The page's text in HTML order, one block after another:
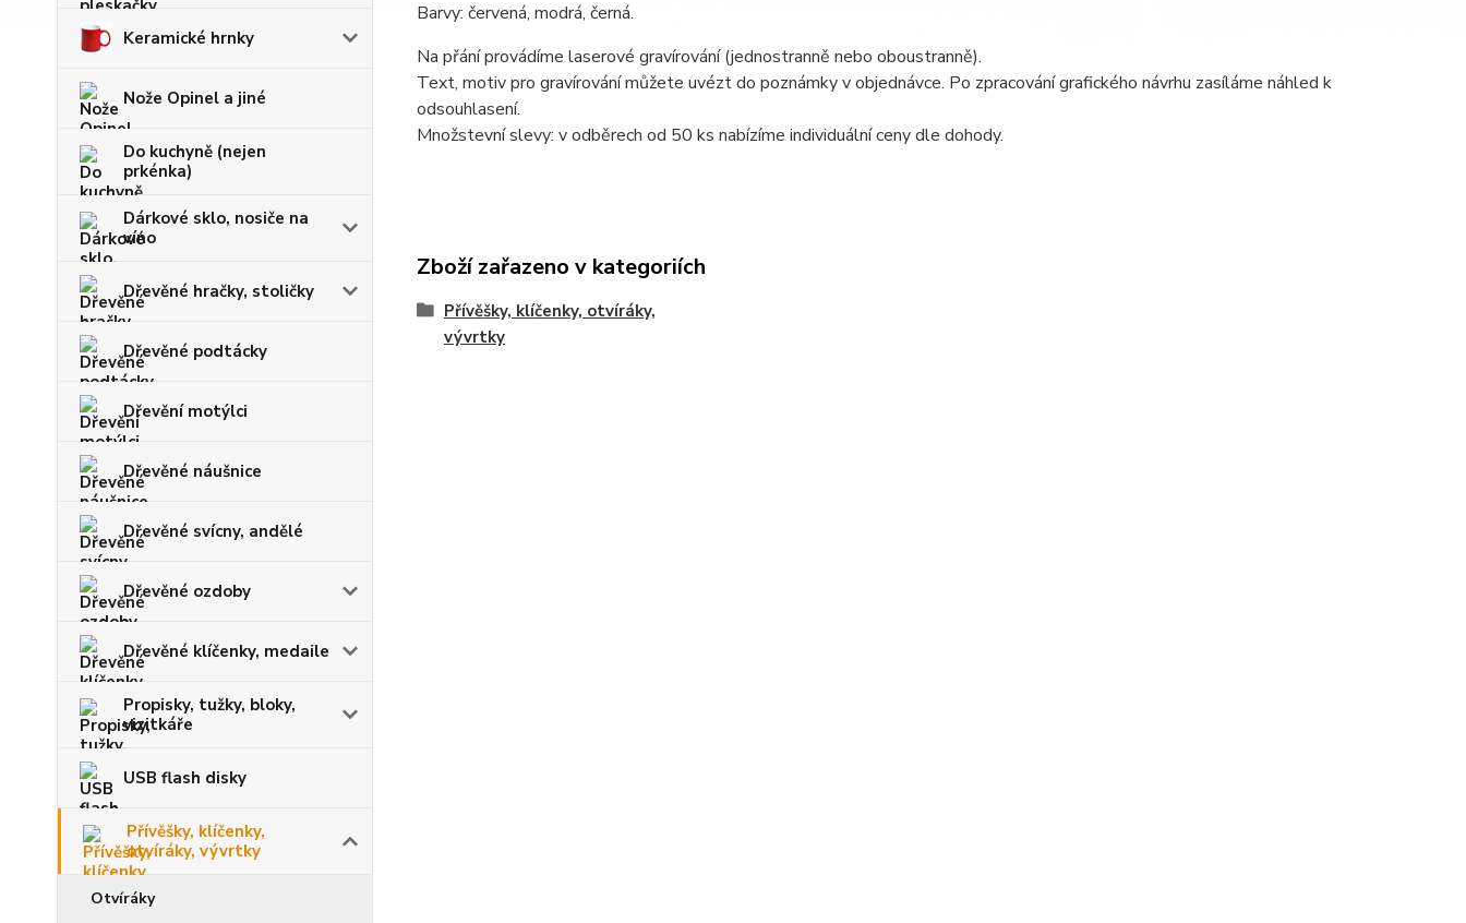
Keramické hrnky
Nože Opinel a jiné
Do kuchyně (nejen
prkénka)
Dárkové sklo, nosiče na
víno
Dřevěné hračky, stoličky
Dřevěné podtácky
Dřevění motýlci
Dřevěné náušnice
Dřevěné svícny, andělé
Dřevěné ozdoby
Dřevěné klíčenky, medaile
Propisky, tužky, bloky,
vizitkáře
USB flash disky
Přívěšky, klíčenky,
otvíráky, vývrtky
Otvíráky
Barvy: červená, modrá, černá.
Na přání provádíme laserové gravírování (jednostranně nebo oboustranně).
Text, motiv pro gravírování můžete uvézt do poznámky v objednávce. Po zpracování grafického návrhu zasíláme náhled k
odsouhlasení.
Množstevní slevy: v odběrech od 50 ks nabízíme individuální ceny dle dohody.
Zboží zařazeno v kategoriích
Přívěšky, klíčenky, otvíráky,
vývrtky